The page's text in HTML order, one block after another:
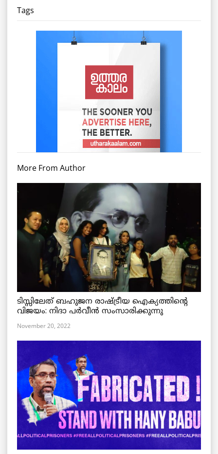
Tags
More From Author
ടിസ്സിലേത് ബഹുജന രാഷ്ട്രീയ ഐക്യത്തിന്റെ
വിജയം: നിദാ പർവീൻ സംസാരിക്കുന്നു
November 20, 2022